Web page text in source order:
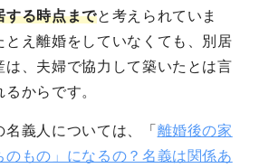
する時点までと考えられていま
とえ離婚をしていなくても、別居
は、夫婦で協力して築いたとは言
からです。
義人については、「 離婚後の家
のもの」になるの？名義は関係あ